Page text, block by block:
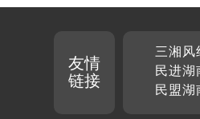
友情
链接
三湘风
民进湖
民盟湖